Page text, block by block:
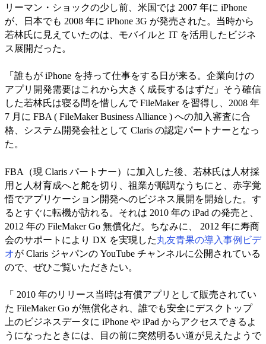
リーマン・ショックの少し前、米国では 2007 年に iPhone
が、日本でも 2008 年に iPhone 3G が発売された。当時から
若林氏に見えていたのは、モバイルと IT を活用したビジネ
ス展開だった。
「誰もが iPhone を持って仕事をする日が来る。企業向けの
アプリ開発需要はこれから大きく成長するはずだ」そう確信
した若林氏は寝る間を惜しんで FileMaker を習得し、2008 年
7 月に FBA ( FileMaker Business Alliance ) への加入審査に合
格、システム開発会社として Claris の認定パートナーとなっ
た。
FBA（現 Claris パートナー）に加入した後、若林氏は人材採
用と人材育成へと舵を切り、祖業が順調なうちにと、赤字覚
悟でアプリケーション開発へのビジネス展開を開始した。す
るとすぐに転機が訪れる。それは 2010 年の iPad の発売と、
2012 年の FileMaker Go 無償化だ。ちなみに、 2012 年に寿商
会のサポートにより DX を実現した丸友青果の導入事例ビデ
オが Claris ジャパンの YouTube チャンネルに公開されている
ので、ぜひご覧いただきたい。
「 2010 年のリリース当時は有償アプリとして販売されてい
た FileMaker Go が無償化され、誰でも安全にデスクトップ
上のビジネスデータに iPhone や iPad からアクセスできるよ
うになったときには、目の前に突然明るい道が見えたようで